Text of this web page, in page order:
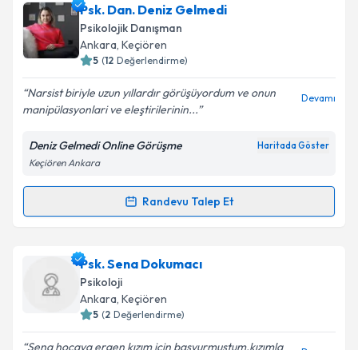
Psk. Dan. Zülal Özmeniçin randevu takvimi talebi
oluşturun. Size bu uzmandan randevu almanız için bir
takvim hazırlandığında e-posta ile bilgilendireceğiz.
Kişisel verilerimin işlenmesine ilişkin
Aydınlatma
Metni
kapsamda işlenmesini kabul ediyorum.
Psk. Dan. Deniz Gelmedi
Psikolojik Danışman
Ankara, Keçiören
5 (12 Değerlendirme)
Narsist biriyle uzun yıllardır görüşüyordum ve onun
manipülasyonlari ve eleştirilerinin...
Devamı
Deniz Gelmedi Online Görüşme Haritada Göster
Keçiören Ankara
Randevu Talep Et
Randevu Takvimi Talebi
Psk. Dan. Deniz Gelmediiçin randevu takvimi talebi
oluşturun. Size bu uzmandan randevu almanız için bir
takvim hazırlandığında e-posta ile bilgilendireceğiz.
Psk. Sena Dokumacı
Psikoloji
Ankara, Keçiören
5 (2 Değerlendirme)
Sena hocaya ergen kızım için başvurmuştum,kızımla